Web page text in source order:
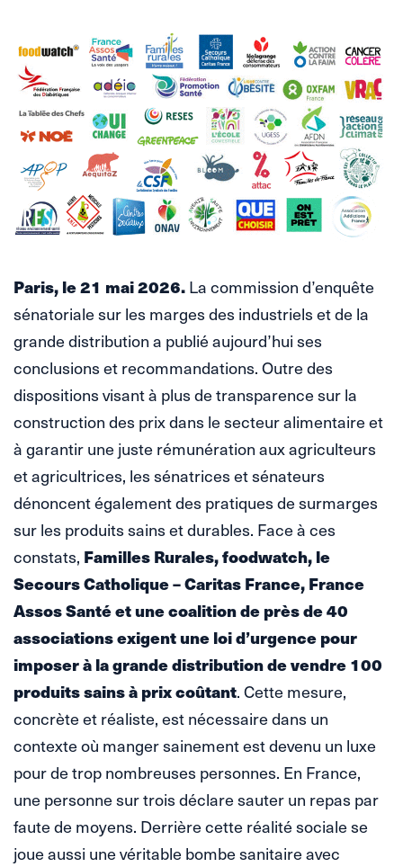
Paris, le 21 mai 2026.La commission d’enquête
sénatoriale sur les marges des industriels et de la
grande distribution a publié aujourd’hui ses
conclusions et recommandations. Outre des
dispositions visant à plus de transparence sur la
construction des prix dans le secteur alimentaire et
à garantir une juste rémunération aux agriculteurs
et agricultrices, les sénatrices et sénateurs
dénoncent également des pratiques de surmarges
sur les produits sains et durables. Face à ces
constats, Familles Rurales, foodwatch, le
Secours Catholique – Caritas France, France
Assos Santé et une coalition de près de 40
associations exigent une loi d’urgence pour
imposer à la grande distribution de vendre 100
produits sains à prix coûtant. Cette mesure,
concrète et réaliste, est nécessaire dans un
contexte où manger sainement est devenu un luxe
pour de trop nombreuses personnes. En France,
une personne sur trois déclare sauter un repas par
faute de moyens. Derrière cette réalité sociale se
joue aussi une véritable bombe sanitaire avec